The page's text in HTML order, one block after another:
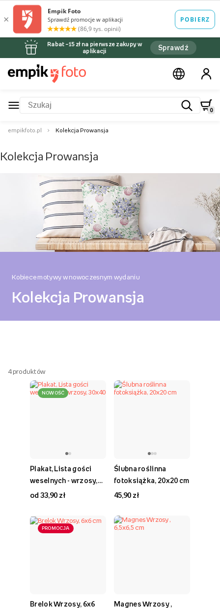
Rabat –15 zł na pierwsze zakupy w
aplikacji
Sprawdź
0
empikfoto.pl Kolekcja Prowansja
Kolekcja Prowansja
Kobiece motywy w nowoczesnym wydaniu
Kolekcja Prowansja
4produktów
NOWOŚĆ
Plakat, Lista gości
weselnych - wrzosy,
30x40
od 33,90 zł
Ślubna roślinna
fotoksiążka, 20x20 cm
45,90 zł
PROMOCJA
Brelok Wrzosy, 6x6
Magnes Wrzosy ,